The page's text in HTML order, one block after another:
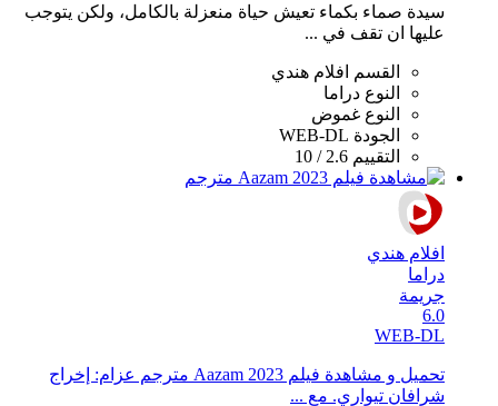
سيدة صماء بكماء تعيش حياة منعزلة بالكامل، ولكن يتوجب
عليها ان تقف في ...
القسم
افلام هندي
النوع دراما
النوع غموض
الجودة WEB-DL
التقييم 2.6 / 10
افلام هندي
دراما
جريمة
6.0
WEB-DL
تحميل و مشاهدة فيلم Aazam 2023 مترجم عزام: إخراج
شرافان تيواري. مع ...